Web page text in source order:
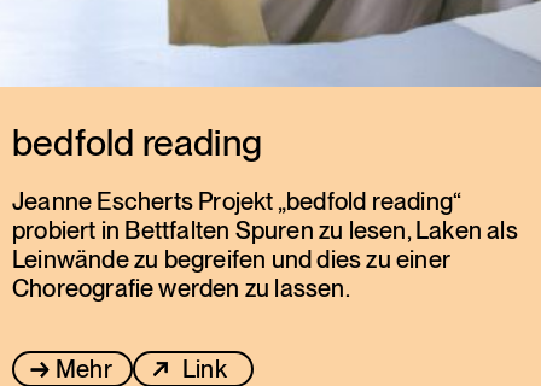
bedfold reading
Jeanne Escherts Projekt „bedfold reading“
probiert in Bettfalten Spuren zu lesen, Laken als
Leinwände zu begreifen und dies zu einer
Choreografie werden zu lassen.
Mehr Link